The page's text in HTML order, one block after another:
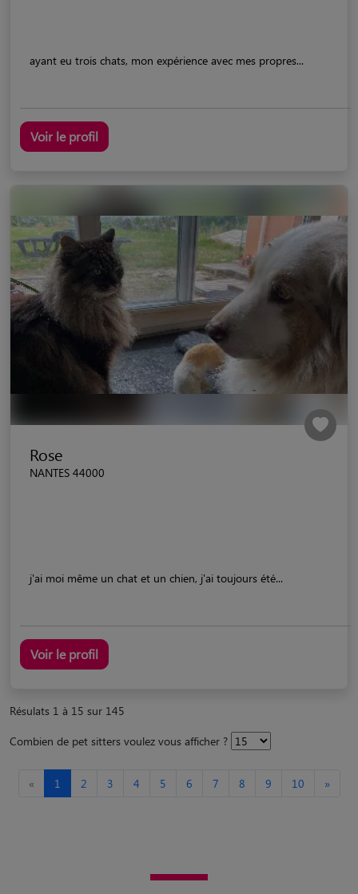
ayant eu trois chats, mon expérience avec mes propres...
Voir le profil
Rose
NANTES 44000
j'ai moi même un chat et un chien, j'ai toujours été...
Voir le profil
Résulats 1 à 15 sur 145
Combien de pet sitters voulez vous afficher ?
« 1 2 3 4 5 6 7 8 9 10 »